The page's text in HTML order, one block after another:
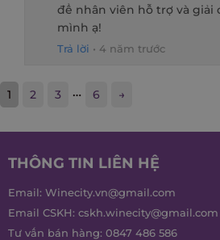
để nhân viên hỗ trợ và giải
mình ạ!
Trả lời • 4 năm trước
1 2 3 … 6 →
THÔNG TIN LIÊN HỆ
Email: Winecity.vn@gmail.com
Email CSKH: cskh.winecity@gmail.com
Tư vấn bán hàng: 0847 486 586